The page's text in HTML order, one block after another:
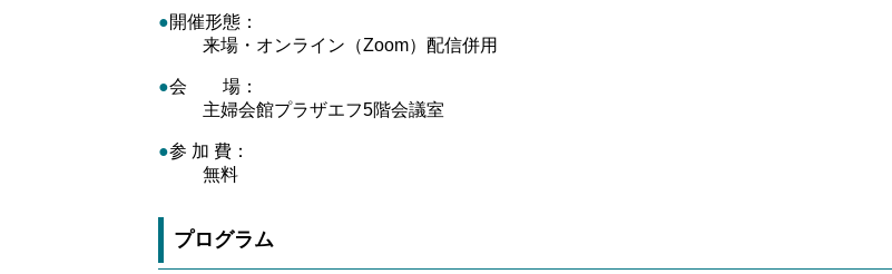
●開催形態：
来場・オンライン（Zoom）配信併用
●会 場：
主婦会館プラザエフ5階会議室
●参 加 費：
無料
プログラム